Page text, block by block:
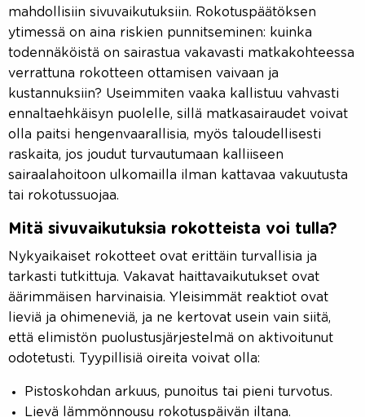
mahdollisiin sivuvaikutuksiin. Rokotuspäätöksen
ytimessä on aina riskien punnitseminen: kuinka
todennäköistä on sairastua vakavasti matkakohteessa
verrattuna rokotteen ottamisen vaivaan ja
kustannuksiin? Useimmiten vaaka kallistuu vahvasti
ennaltaehkäisyn puolelle, sillä matkasairaudet voivat
olla paitsi hengenvaarallisia, myös taloudellisesti
raskaita, jos joudut turvautumaan kalliiseen
sairaalahoitoon ulkomailla ilman kattavaa vakuutusta
tai rokotussuojaa.
Mitä sivuvaikutuksia rokotteista voi tulla?
Nykyaikaiset rokotteet ovat erittäin turvallisia ja
tarkasti tutkittuja. Vakavat haittavaikutukset ovat
äärimmäisen harvinaisia. Yleisimmät reaktiot ovat
lieviä ja ohimeneviä, ja ne kertovat usein vain siitä,
että elimistön puolustusjärjestelmä on aktivoitunut
odotetusti. Tyypillisiä oireita voivat olla:
Pistoskohdan arkuus, punoitus tai pieni turvotus.
Lievä lämmönnousu rokotuspäivän iltana.